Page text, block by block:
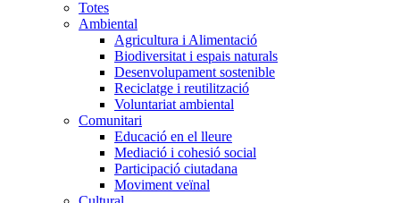
principal
Totes
Ambiental
Agricultura i Alimentació
Biodiversitat i espais naturals
Desenvolupament sostenible
Reciclatge i reutilització
Voluntariat ambiental
Comunitari
Educació en el lleure
Mediació i cohesió social
Participació ciutadana
Moviment veïnal